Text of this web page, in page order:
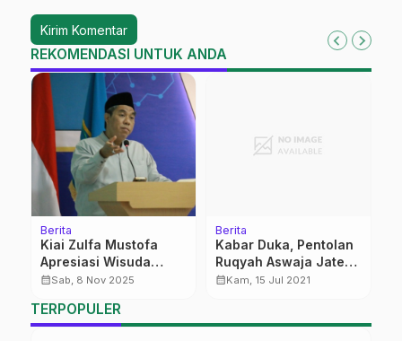
REKOMENDASI UNTUK ANDA
Berita
Kiai Zulfa Mustofa
Apresiasi Wisuda
Pascasarjana IPMAFA
Bahasa Arab
calendar_monthSab, 8 Nov 2025
Berita
Kabar Duka, Pentolan
Ruqyah Aswaja Jateng
Wafat
calendar_monthKam, 15 Jul 2021
TERPOPULER